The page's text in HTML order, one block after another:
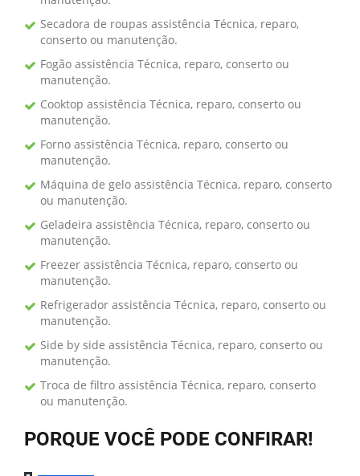
Secadora de roupas assistência Técnica, reparo,
conserto ou manutenção.
Fogão assistência Técnica, reparo, conserto ou
manutenção.
Cooktop assistência Técnica, reparo, conserto ou
manutenção.
Forno assistência Técnica, reparo, conserto ou
manutenção.
Máquina de gelo assistência Técnica, reparo, conserto
ou manutenção.
Geladeira assistência Técnica, reparo, conserto ou
manutenção.
Freezer assistência Técnica, reparo, conserto ou
manutenção.
Refrigerador assistência Técnica, reparo, conserto ou
manutenção.
Side by side assistência Técnica, reparo, conserto ou
manutenção.
Troca de filtro assistência Técnica, reparo, conserto
ou manutenção.
PORQUE VOCÊ PODE CONFIRAR!